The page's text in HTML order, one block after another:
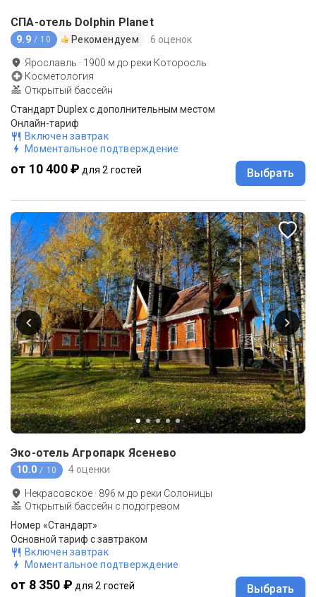
СПА-отель Dolphin Planet
9.9 / 10 Рекомендуем 6 оценок
Ярославль · 1900 м до реки Которосль
Косметология
Открытый бассейн
Стандарт Duplex с дополнительным местом
Онлайн-тариф
Включен завтрак
Моментальное подтверждение
от 10 400 ₽ для 2 гостей Выбрать
Эко-отель Агропарк Ясенево
10.0 / 10 4 оценки
Некрасовское · 896 м до реки Солоницы
Открытый бассейн с подогревом
Номер «Стандарт»
Основной тариф с завтраком
Включен завтрак
Моментальное подтверждение
от 8 350 ₽ для 2 гостей Выбрать